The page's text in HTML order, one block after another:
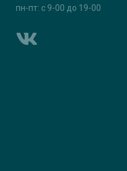
пн-пт: с 9-00 до 19-00